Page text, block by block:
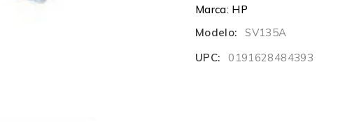
Marca: HP
Modelo:
SV135A
UPC:
0191628484393